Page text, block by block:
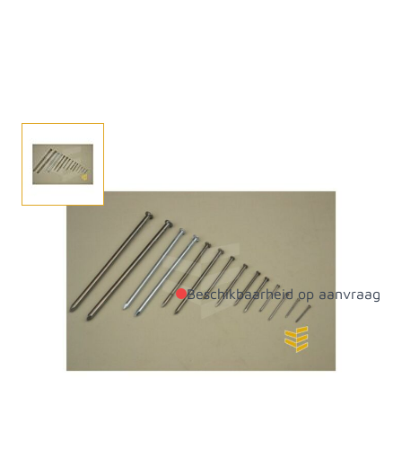
Verbind hout met stalen draadnagels. Verkrijgbaar in
diverse afmetingen.
Beschikbaarheid op aanvraag
Diameter
3.5mm